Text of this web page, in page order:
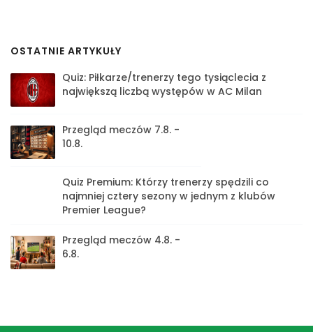
OSTATNIE ARTYKUŁY
Quiz: Piłkarze/trenerzy tego tysiąclecia z
największą liczbą występów w AC Milan
Przegląd meczów 7.8. -
10.8.
Quiz Premium: Którzy trenerzy spędzili co
najmniej cztery sezony w jednym z klubów
Premier League?
Przegląd meczów 4.8. -
6.8.